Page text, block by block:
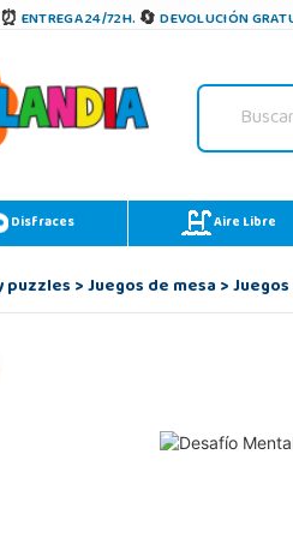
ENTREGA 24/72H. DEVOLUCIÓN
Disfraces Aire Libre
puzzles>Juegos de mesa>